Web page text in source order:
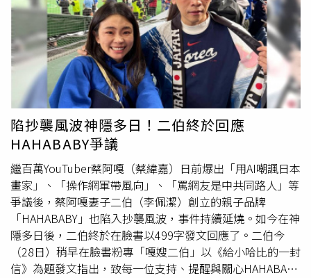
將建立更完整的設計與製作紀錄，並透過更多影音內容，讓
大家一起參與每件作品從發想到完成的過程」。
「HAHABABY」透露，對於曾經引發討論的商品，品牌以負
責任的態度面對，目前已陸續下架整理，並將更多心力投入
商品改善與精進，持續回應消費者的期待，若消費者曾有不
愉快的購物體驗，或對產品及服務有任何建議，也歡迎隨時
透過客服反映，品牌會認真傾聽並積極改善。不過，聲明曝
光後並未完全平息爭議，有網友因品牌「未能完整保留設計
與製作紀錄」的說法而產生質疑，留言表示「說真的，沒有
保留有點難以讓人信服」、「不管是設計甚至短影音製作也
好，只要是自己產出的，一定會有所紀錄或是素材」、「身
為原創品牌拿不出任何手稿」、「身為設計類的設計師，根
本不可能沒有製作過程留下來，是多不愛自己的產品跟設
計，才會沒有任何一點蛛絲馬跡」、「這個說法，真的讓人
匪夷所思。只要做過設計實務，甚至只是念過設計相關科
系，都知道一個設計專案在進行過程中，本來就會自然留下
陷抄襲風波神隱多日！二伯終於回應
HAHABABY爭議
繼百萬YouTuber蔡阿嘎（蔡緯嘉）日前爆出「用AI嘲諷日本
畫家」、「操作網軍帶風向」、「罵網友是中共同路人」等
爭議後，蔡阿嘎妻子二伯（李佩潔）創立的親子品牌
「HAHABABY」也陷入抄襲風波，事件持續延燒。如今在神
隱多日後，二伯終於在臉書以499字發文回應了。二伯今
（28日）稍早在臉書粉專「嘎嫂二伯」以《給小哈比的一封
信》為題發文指出，致每一位支持、提醒與關心HAHABABY